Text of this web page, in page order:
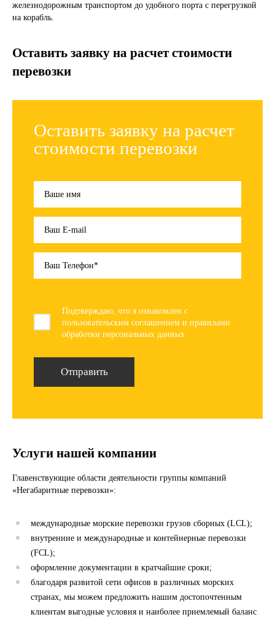
железнодорожным транспортом до удобного порта с перегрузкой
на корабль.
Оставить заявку на расчет стоимости
перевозки
Оставить заявку на расчет
стоимости перевозки
Подтверждаю, что я ознакомлен с
пользовательским соглашением и правилами
обработки персональных данных
Отправить
Услуги нашей компании
Главенствующие области деятельности группы компаний
«Негабаритные перевозки»:
международные морские перевозки грузов сборных (LCL);
внутренние и международные и контейнерные перевозки
(FCL);
оформление документации в кратчайшие сроки;
благодаря развитой сети офисов в различных морских
странах, мы можем предложить нашим достопочтенным
клиентам выгодные условия и наиболее приемлемый баланс